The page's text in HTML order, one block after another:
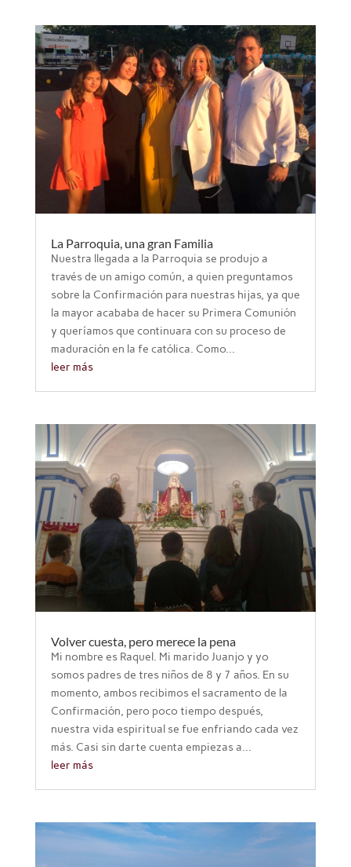
La Parroquia, una gran Familia
Nuestra llegada a la Parroquia se produjo a
través de un amigo común, a quien preguntamos
sobre la Confirmación para nuestras hijas, ya que
la mayor acababa de hacer su Primera Comunión
y queríamos que continuara con su proceso de
maduración en la fe católica. Como...
leer más
Volver cuesta, pero merece la pena
Mi nombre es Raquel. Mi marido Juanjo y yo
somos padres de tres niños de 8 y 7 años. En su
momento, ambos recibimos el sacramento de la
Confirmación, pero poco tiempo después,
nuestra vida espiritual se fue enfriando cada vez
más. Casi sin darte cuenta empiezas a...
leer más